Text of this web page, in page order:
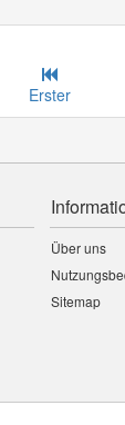
Erster
Über uns
Sitemap